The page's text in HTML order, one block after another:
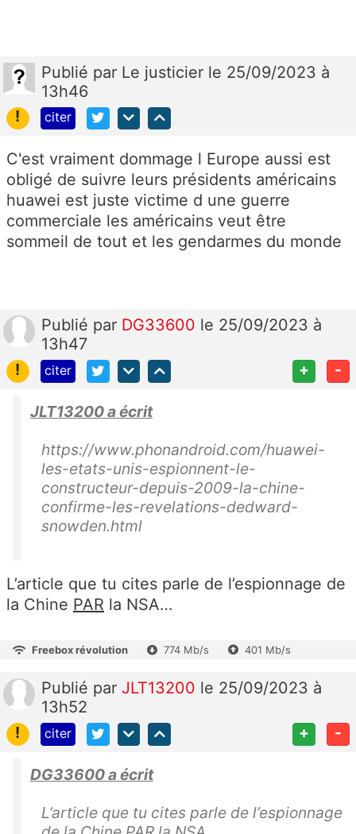
Publié par Le justicier le 25/09/2023 à
13h46
!
citer
C'est vraiment dommage l Europe aussi est
obligé de suivre leurs présidents américains
huawei est juste victime d une guerre
commerciale les américains veut être
sommeil de tout et les gendarmes du monde
Publié par DG33600 le 25/09/2023 à
13h47
!
citer + -
JLT13200 a écrit
https://www.phonandroid.com/huawei-
les-etats-unis-espionnent-le-
constructeur-depuis-2009-la-chine-
confirme-les-revelations-dedward-
snowden.html
L’article que tu cites parle de l’espionnage de
la Chine PAR la NSA…
Freebox révolution 774 Mb/s 401 Mb/s
Publié par JLT13200 le 25/09/2023 à
13h52
!
citer + -
DG33600 a écrit
L’article que tu cites parle de l’espionnage